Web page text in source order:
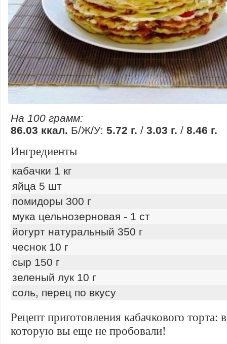
На 100 грамм:
86.03 ккал. Б/Ж/У: 5.72 г. / 3.03 г. / 8.46 г.
Ингредиенты
кабачки 1 кг
яйца 5 шт
помидоры 300 г
мука цельнозерновая - 1 ст
йогурт натуральный 350 г
чеснок 10 г
сыр 150 г
зеленый лук 10 г
соль, перец по вкусу
Рецепт приготовления кабачкового торта:
которую вы еще не пробовали!